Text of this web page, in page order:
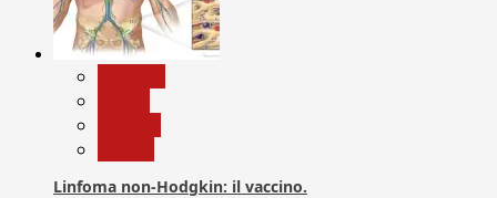
Linfoma non-Hodgkin: il vaccino.